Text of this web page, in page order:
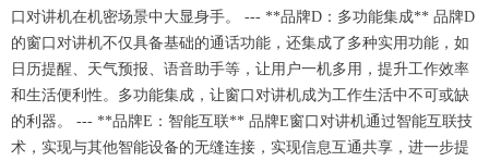
口对讲机在机密场景中大显身手。 --- **品牌D：多功能集成** 品牌D
的窗口对讲机不仅具备基础的通话功能，还集成了多种实用功能，如
日历提醒、天气预报、语音助手等，让用户一机多用，提升工作效率
和生活便利性。多功能集成，让窗口对讲机成为工作生活中不可或缺
的利器。 --- **品牌E：智能互联** 品牌E窗口对讲机通过智能互联技
术，实现与其他智能设备的无缝连接，实现信息互通共享，进一步提